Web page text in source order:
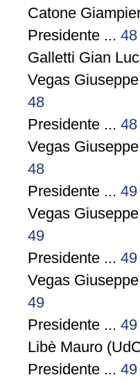
Catone
Presidente ... 48
Galletti Gian
Vegas
48
Presidente ... 48
Vegas
48
Presidente ... 49
Vegas
49
Presidente ... 49
Vegas
49
Presidente ... 49
Libè Mauro
Presidente ... 49